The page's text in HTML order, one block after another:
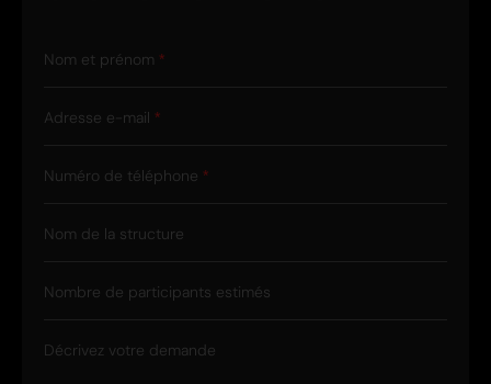
Nom et prénom
Adresse e-mail
Numéro de téléphone
Nom de la structure
Nombre de participants estimés
Décrivez votre demande